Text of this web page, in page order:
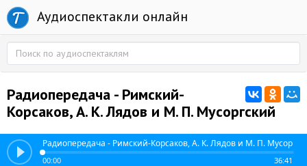
Аудиоспектакли онлайн
Радиопередача - Римский-
Корсаков, А. К. Лядов и М. П. Мусоргский
Радиопередача - Римский-Корсаков, А. К. Лядов и М. П.
00:00 36:41